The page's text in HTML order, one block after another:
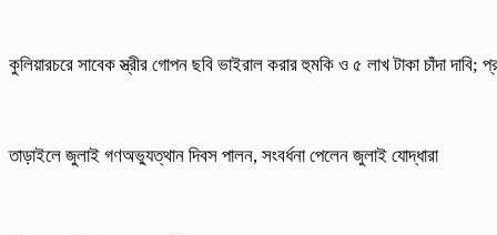
কুলিয়ারচরে সাবেক স্ত্রীর গোপন ছবি ভাইরাল করার হুমকি ও ৫ লাখ টাকা চাঁদা দাবি;
তাড়াইলে জুলাই গণঅভ্যুত্থান দিবস পালন, সংবর্ধনা পেলেন জুলাই যোদ্ধারা